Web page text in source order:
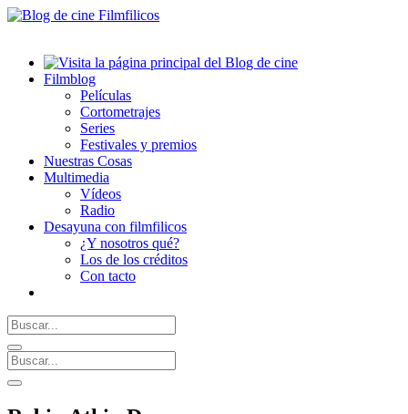
Filmblog
Películas
Cortometrajes
Series
Festivales y premios
Nuestras Cosas
Multimedia
Vídeos
Radio
Desayuna con filmfilicos
¿Y nosotros qué?
Los de los créditos
Con tacto